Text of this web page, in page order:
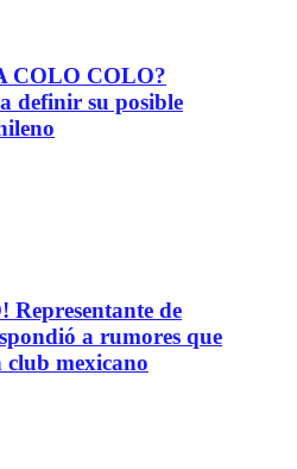
COLO COLO?
definir su posible
Representante de
a rumores que
mexicano